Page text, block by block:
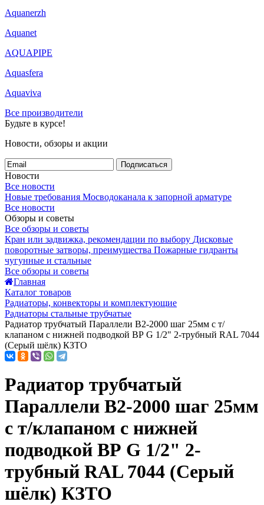
Aquanerzh
Aquanet
AQUAPIPE
Aquasfera
Aquaviva
Все производители
Будьте в курсе!
Новости, обзоры и акции
Подписаться
Новости
Все новости
Новые требования Мосводоканала к запорной арматуре
Все новости
Обзоры и советы
Все обзоры и советы
Кран или задвижка, рекомендации по выбору Дисковые
поворотные затворы, преимущества Пожарные гидранты
чугунные и стальные
Все обзоры и советы
Главная
Каталог товаров
Радиаторы, конвекторы и комплектующие
Радиаторы стальные трубчатые
Радиатор трубчатый Параллели В2-2000 шаг 25мм с т/
клапаном с нижней подводкой ВР G 1/2" 2-трубный RAL 7044
(Серый шёлк) КЗТО
Радиатор трубчатый
Параллели В2-2000 шаг 25мм
с т/клапаном с нижней
подводкой ВР G 1/2" 2-
трубный RAL 7044 (Серый
шёлк) КЗТО